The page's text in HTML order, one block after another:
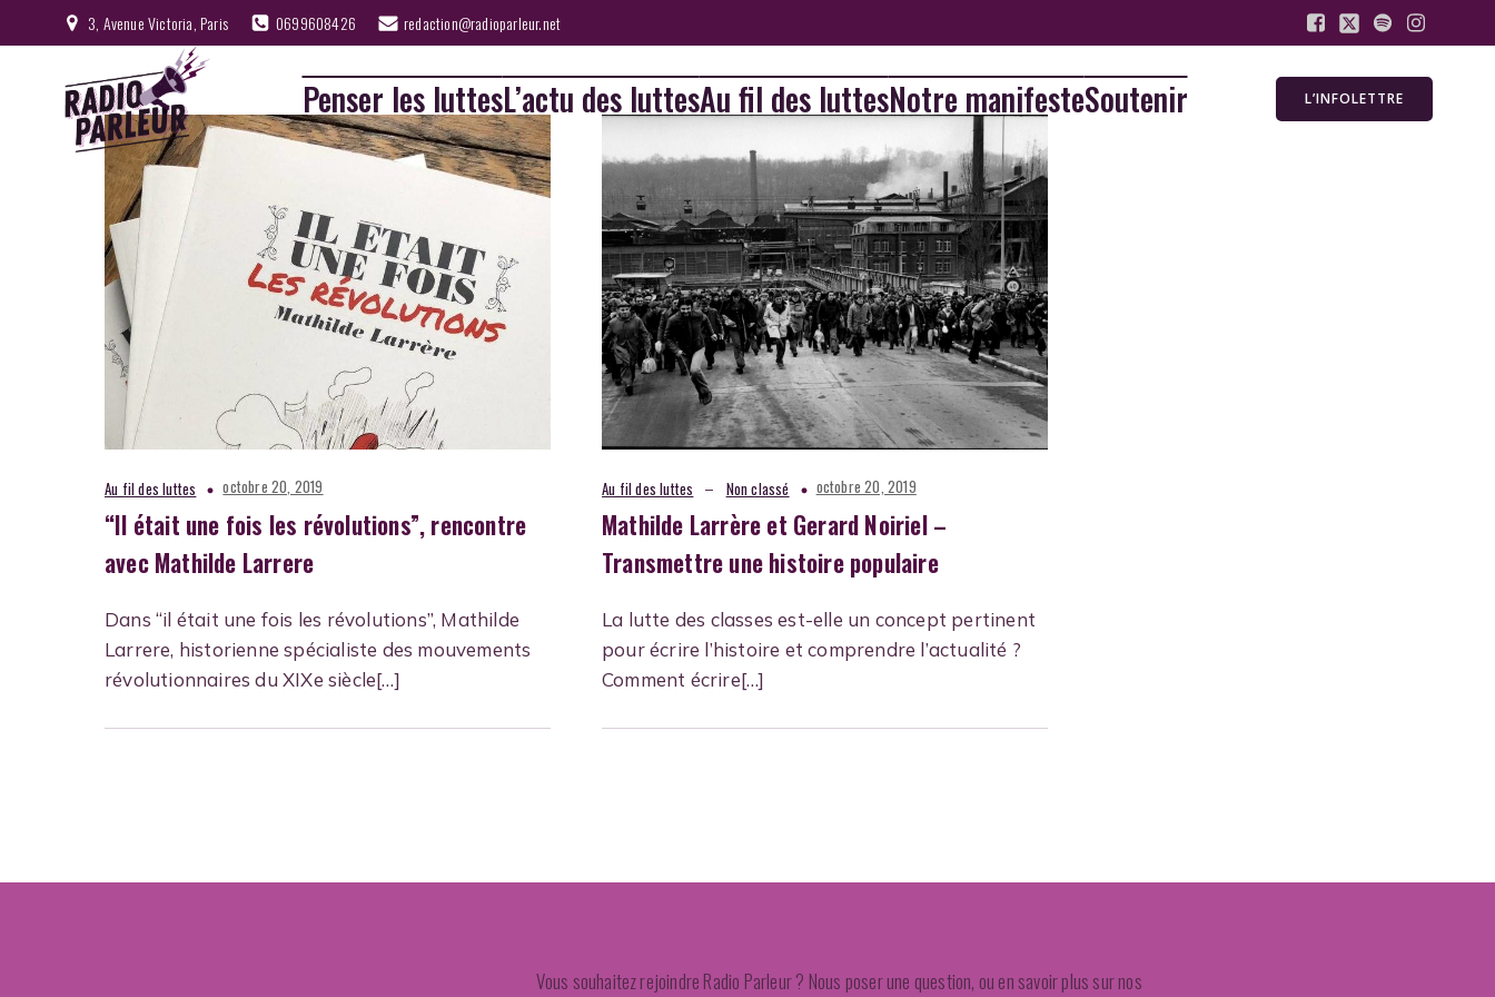
3, Avenue Victoria, Paris 0699608426 redaction@radioparleur.net
Penser les luttesL’actu des luttesAu fil des luttesNotre manifesteSoutenir L’INFOLETTRE
Au fil des luttes octobre 20, 2019
“Il était une fois les révolutions”, rencontre
avec Mathilde Larrere
Dans “il était une fois les révolutions”, Mathilde
Larrere, historienne spécialiste des mouvements
révolutionnaires du XIXe siècle[…]
Au fil des luttes – Non classé octobre 20, 2019
Mathilde Larrère et Gerard Noiriel –
Transmettre une histoire populaire
La lutte des classes est-elle un concept pertinent
pour écrire l’histoire et comprendre l’actualité ?
Comment écrire[…]
Vous souhaitez rejoindre Radio Parleur ? Nous poser une question, ou en savoir plus sur nos